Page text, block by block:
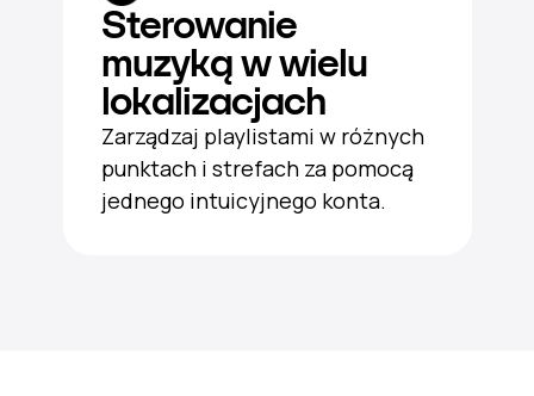
Sterowanie
muzyką w wielu
lokalizacjach
Zarządzaj playlistami w różnych
punktach i strefach za pomocą
jednego intuicyjnego konta.